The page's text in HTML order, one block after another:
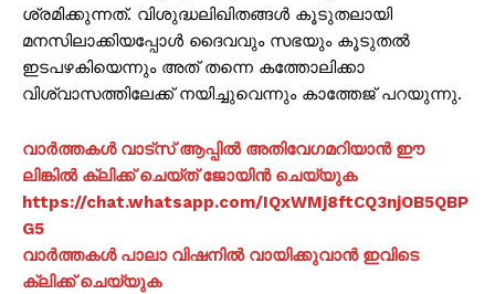
ശ്രമിക്കുന്നത്. വിശുദ്ധലിഖിതങ്ങള്‍ കൂടുതലായി
മനസിലാക്കിയപ്പോള്‍ ദൈവവും സഭയും കൂടുതല്‍
ഇടപഴകിയെന്നും അത് തന്നെ കത്തോലിക്കാ
വിശ്വാസത്തിലേക്ക് നയിച്ചുവെന്നും കാത്തേജ് പറയുന്നു.
വാർത്തകൾ വാട്സ് ആപ്പിൽ അതിവേഗമറിയാൻ ഈ
ലിങ്കിൽ ക്ലിക്ക് ചെയ്ത് ജോയിൻ ചെയ്യുക
https://chat.whatsapp.com/IQxWMj8ftCQ3njOB5QBP
G5
വാർത്തകൾ പാലാ വിഷനിൽ വായിക്കുവാൻ ഇവിടെ
ക്ലിക്ക് ചെയ്യുക